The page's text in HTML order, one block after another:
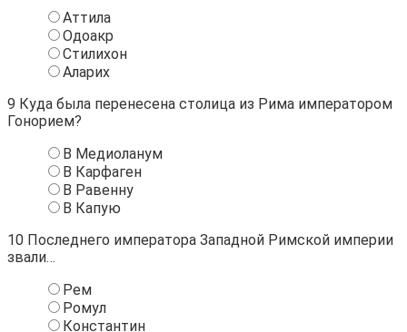
Аттила
Одоакр
Стилихон
Аларих
9 Куда была перенесена столица из Рима императором
Гонорием?
В Медиоланум
В Карфаген
В Равенну
В Капую
10 Последнего императора Западной Римской империи
звали…
Рем
Ромул
Константин